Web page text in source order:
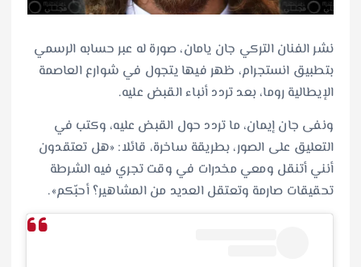
نشر الفنان التركي جان يامان، صورة له عبر حسابه الرسمي
بتطبيق انستجرام، ظهر فيها يتجول في شوارع العاصمة
الإيطالية روما، بعد تردد أنباء القبض عليه.
ونفى جان إيمان، ما تردد حول القبض عليه، وكتب في
التعليق على الصور، بطريقة ساخرة، قائلا: «هل تعتقدون
أنني أتنقل ومعي مخدرات في وقت تجري فيه الشرطة
تحقيقات صارمة وتعتقل العديد من المشاهير؟ أحبّكم».